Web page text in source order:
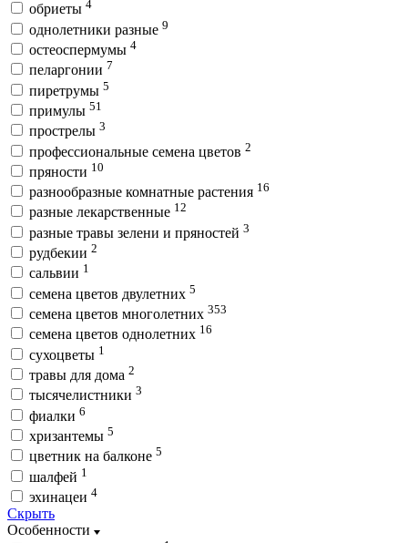
обриеты 4
однолетники разные 9
остеоспермумы 4
пеларгонии 7
пиретрумы 5
примулы 51
прострелы 3
профессиональные семена цветов 2
пряности 10
разнообразные комнатные растения 16
разные лекарственные 12
разные травы зелени и пряностей 3
рудбекии 2
сальвии 1
семена цветов двулетних 5
семена цветов многолетних 353
семена цветов однолетних 16
сухоцветы 1
травы для дома 2
тысячелистники 3
фиалки 6
хризантемы 5
цветник на балконе 5
шалфей 1
эхинацеи 4
Скрыть
Особенности